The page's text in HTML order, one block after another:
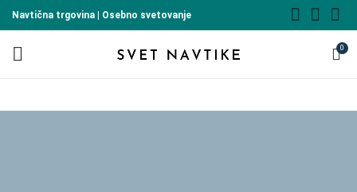
Navtična trgovina | Osebno svetovanje
0